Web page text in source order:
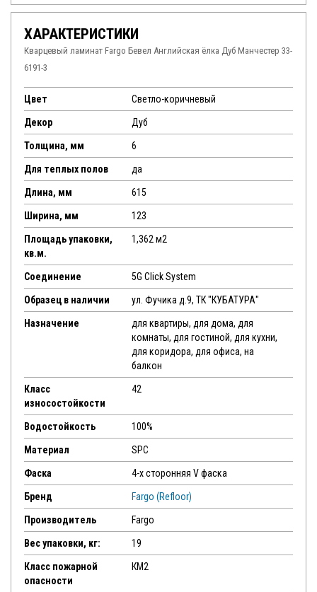
ХАРАКТЕРИСТИКИ
Кварцевый ламинат Fargo Бевел Английская ёлка Дуб Манчестер 33-
6191-3
Цвет Светло-коричневый
Декор Дуб
Толщина, мм 6
Для теплых полов да
Длина, мм 615
Ширина, мм 123
Площадь упаковки,
кв.м.
1,362 м2
Соединение 5G Click System
Образец в наличии ул. Фучика д.9, ТК "КУБАТУРА"
Назначение
для квартиры, для дома, для
комнаты, для гостиной, для кухни,
для коридора, для офиса, на
балкон
Класс
износостойкости
42
Водостойкость 100%
Материал SPC
Фаска 4-х сторонняя V фаска
Бренд Fargo (Refloor)
Производитель Fargo
Вес упаковки, кг: 19
Класс пожарной
опасности
КМ2